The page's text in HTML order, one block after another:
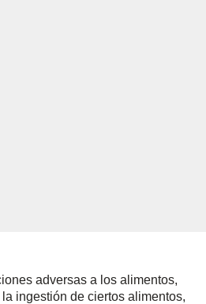
adversas a los alimentos,
ingestión de ciertos alimentos,